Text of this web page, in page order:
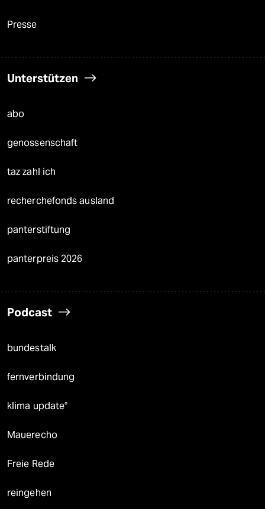
Presse
Unterstützen
abo
genossenschaft
taz zahl ich
recherchefonds ausland
panterstiftung
panterpreis 2026
Podcast
bundestalk
fernverbindung
klima update°
Mauerecho
Freie Rede
reingehen